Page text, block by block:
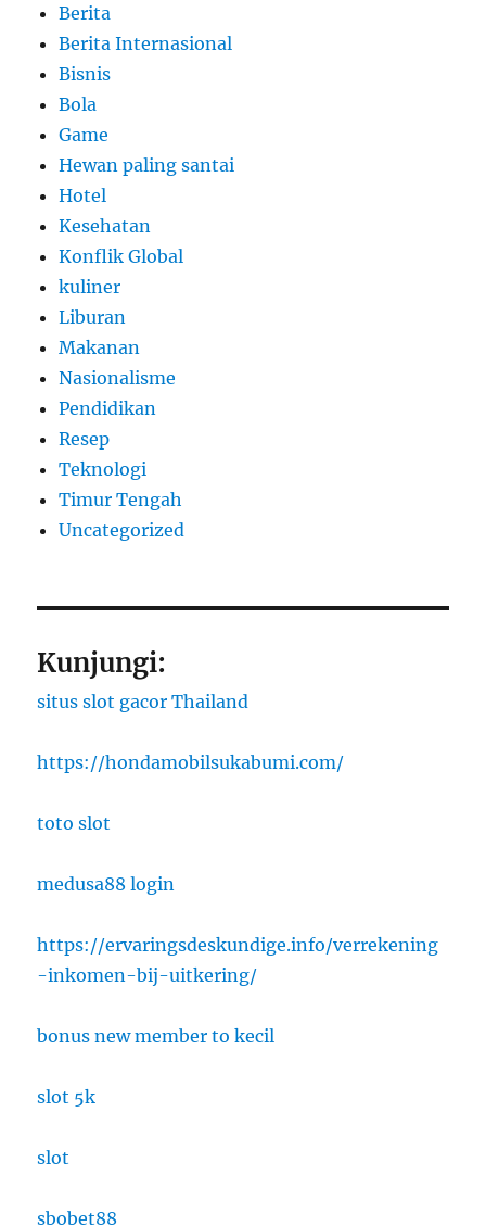
Berita
Berita Internasional
Bisnis
Bola
Game
Hewan paling santai
Hotel
Kesehatan
Konflik Global
kuliner
Liburan
Makanan
Nasionalisme
Pendidikan
Resep
Teknologi
Timur Tengah
Uncategorized
Kunjungi:
situs slot gacor Thailand
https://hondamobilsukabumi.com/
toto slot
medusa88 login
https://ervaringsdeskundige.info/verrekening
-inkomen-bij-uitkering/
bonus new member to kecil
slot 5k
slot
sbobet88